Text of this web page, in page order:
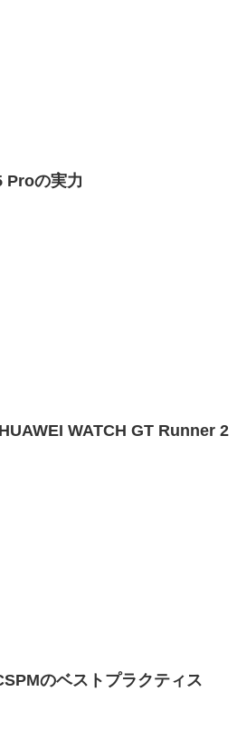
Proの実力
WATCH GT Runner 2
のベストプラクティス